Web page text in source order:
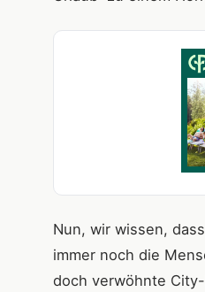
Nun, wir wissen,
immer noch die
doch verwöhnte